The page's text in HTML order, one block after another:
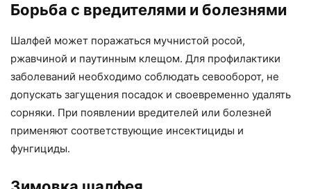
Борьба с вредителями и болезнями
Шалфей может поражаться мучнистой росой,
ржавчиной и паутинным клещом. Для профилактики
заболеваний необходимо соблюдать севооборот, не
допускать загущения посадок и своевременно удалять
сорняки. При появлении вредителей или болезней
применяют соответствующие инсектициды и
фунгициды.